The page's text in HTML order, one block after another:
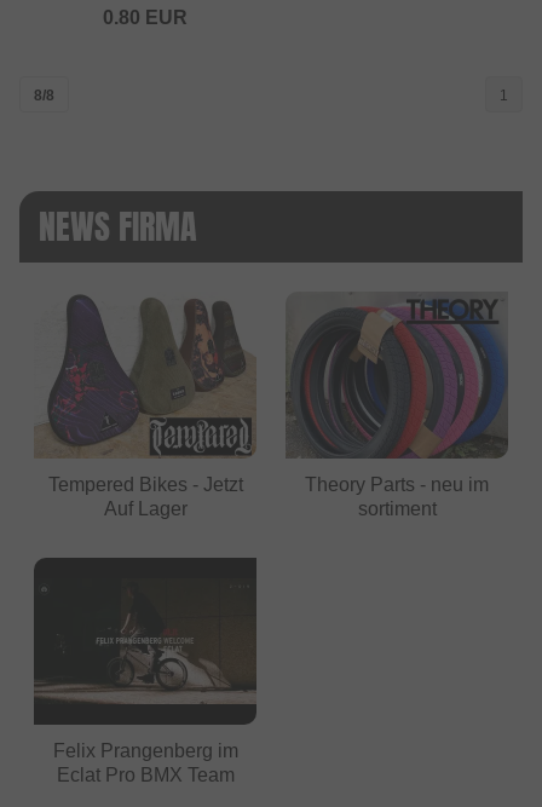
0.80 EUR
8/8 1
NEWS FIRMA
Tempered Bikes - Jetzt
Auf Lager
Theory Parts - neu im
sortiment
Felix Prangenberg im
Eclat Pro BMX Team